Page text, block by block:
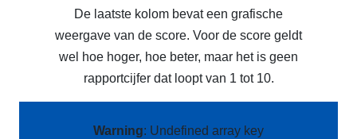
De laatste kolom bevat een grafische
weergave van de score. Voor de score geldt
wel hoe hoger, hoe beter, maar het is geen
rapportcijfer dat loopt van 1 tot 10.
Warning: Undefined array key